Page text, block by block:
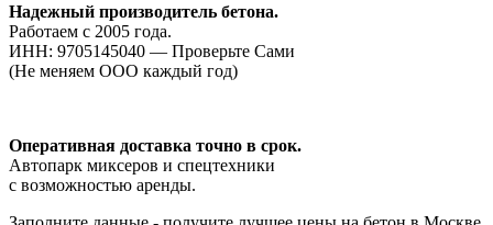
Надежный производитель бетона.
Работаем с 2005 года.
ИНН: 9705145040 — Проверьте Сами
(Не меняем ООО каждый год)
Оперативная доставка точно в срок.
Автопарк миксеров и спецтехники
с возможностью аренды.